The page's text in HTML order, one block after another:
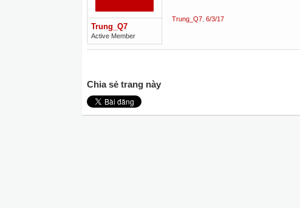
Trung_Q7
Active Member
Trung_Q7 6/3/17
Chia sẻ trang này